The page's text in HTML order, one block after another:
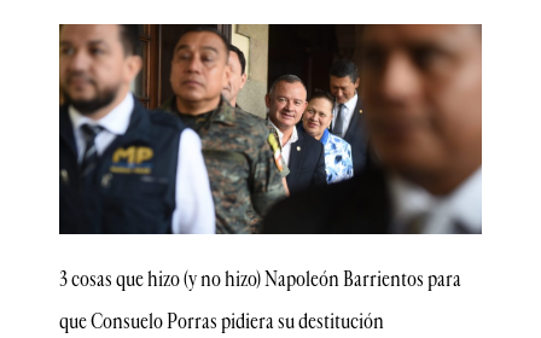
3 cosas que hizo (y no hizo) Napoleón Barrientos para
que Consuelo Porras pidiera su destitución